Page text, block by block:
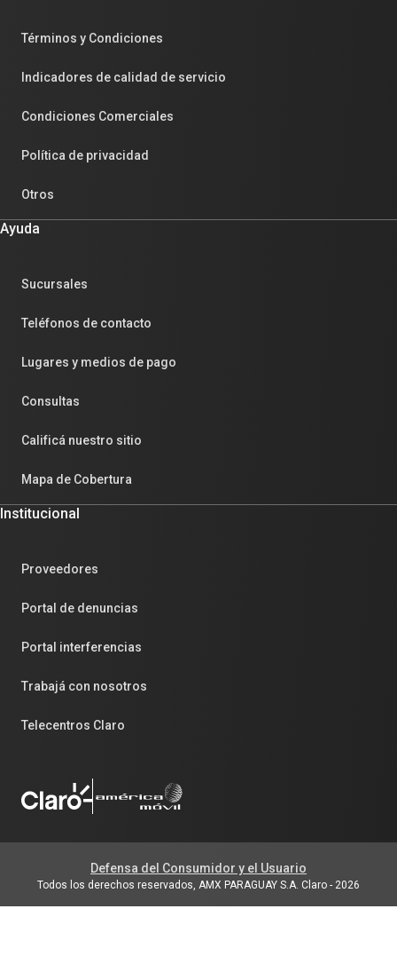
Términos y Condiciones
Indicadores de calidad de servicio
Condiciones Comerciales
Política de privacidad
Otros
Ayuda
Sucursales
Teléfonos de contacto
Lugares y medios de pago
Consultas
Calificá nuestro sitio
Mapa de Cobertura
Institucional
Proveedores
Portal de denuncias
Portal interferencias
Trabajá con nosotros
Telecentros Claro
Todos los derechos reservados, AMX PARAGUAY S.A. Claro - 2026
Defensa del Consumidor y el Usuario